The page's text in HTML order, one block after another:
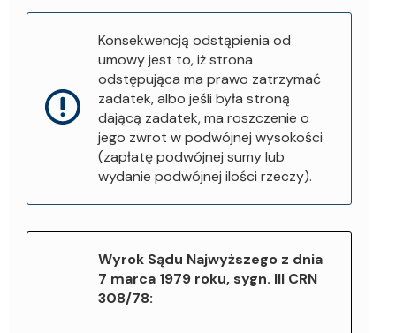
Konsekwencją odstąpienia od
umowy jest to, iż strona
odstępująca ma prawo zatrzymać
zadatek, albo jeśli była stroną
dającą zadatek, ma roszczenie o
jego zwrot w podwójnej wysokości
(zapłatę podwójnej sumy lub
wydanie podwójnej ilości rzeczy).
Wyrok Sądu Najwyższego z dnia
7 marca 1979 roku, sygn. III CRN
308/78: